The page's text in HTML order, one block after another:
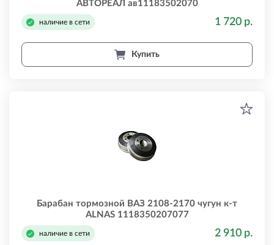
АВТОРЕАЛ ав11183502070
наличие в сети 1 720 р.
Купить
Барабан тормозной ВАЗ 2108-2170 чугун к-т
ALNAS 1118350207077
наличие в сети 2 910 р.